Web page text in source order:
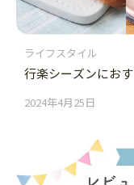
ライフスタイル
行楽シーズンにお
2024年4月25日